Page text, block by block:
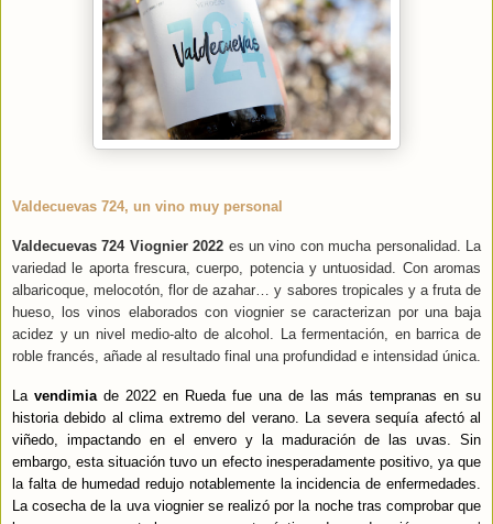
Valdecuevas 724, un vino muy personal
Valdecuevas 724 Viognier 2022 es un vino con mucha personalidad. La
variedad le aporta frescura, cuerpo, potencia y untuosidad. Con aromas
albaricoque, melocotón, flor de azahar… y sabores tropicales y a fruta de
hueso, los vinos elaborados con viognier se caracterizan por una baja
acidez y un nivel medio-alto de alcohol. La fermentación, en barrica de
roble francés, añade al resultado final una profundidad e intensidad única.
La vendimia de 2022 en Rueda fue una de las más tempranas en su
historia debido al clima extremo del verano. La severa sequía afectó al
viñedo, impactando en el envero y la maduración de las uvas. Sin
embargo, esta situación tuvo un efecto inesperadamente positivo, ya que
la falta de humedad redujo notablemente la incidencia de enfermedades.
La cosecha de la uva viognier se realizó por la noche tras comprobar que